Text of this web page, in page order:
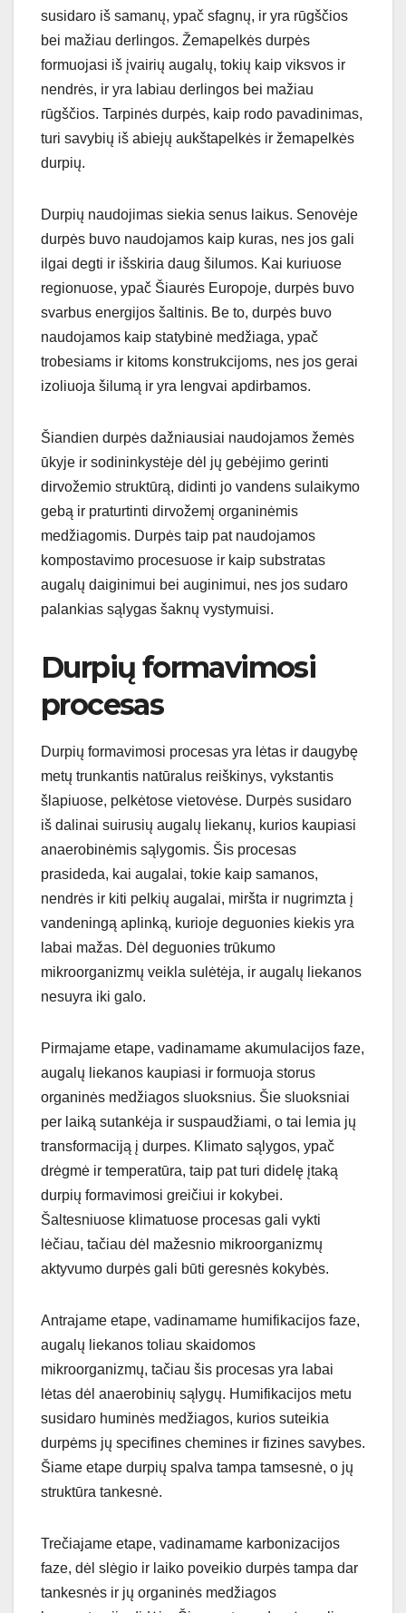
susidaro iš samanų, ypač sfagnų, ir yra rūgščios
bei mažiau derlingos. Žemapelkės durpės
formuojasi iš įvairių augalų, tokių kaip viksvos ir
nendrės, ir yra labiau derlingos bei mažiau
rūgščios. Tarpinės durpės, kaip rodo pavadinimas,
turi savybių iš abiejų aukštapelkės ir žemapelkės
durpių.
Durpių naudojimas siekia senus laikus. Senovėje
durpės buvo naudojamos kaip kuras, nes jos gali
ilgai degti ir išskiria daug šilumos. Kai kuriuose
regionuose, ypač Šiaurės Europoje, durpės buvo
svarbus energijos šaltinis. Be to, durpės buvo
naudojamos kaip statybinė medžiaga, ypač
trobesiams ir kitoms konstrukcijoms, nes jos gerai
izoliuoja šilumą ir yra lengvai apdirbamos.
Šiandien durpės dažniausiai naudojamos žemės
ūkyje ir sodininkystėje dėl jų gebėjimo gerinti
dirvožemio struktūrą, didinti jo vandens sulaikymo
gebą ir praturtinti dirvožemį organinėmis
medžiagomis. Durpės taip pat naudojamos
kompostavimo procesuose ir kaip substratas
augalų daiginimui bei auginimui, nes jos sudaro
palankias sąlygas šaknų vystymuisi.
Durpių formavimosi
procesas
Durpių formavimosi procesas yra lėtas ir daugybę
metų trunkantis natūralus reiškinys, vykstantis
šlapiuose, pelkėtose vietovėse. Durpės susidaro
iš dalinai suirusių augalų liekanų, kurios kaupiasi
anaerobinėmis sąlygomis. Šis procesas
prasideda, kai augalai, tokie kaip samanos,
nendrės ir kiti pelkių augalai, miršta ir nugrimzta į
vandeningą aplinką, kurioje deguonies kiekis yra
labai mažas. Dėl deguonies trūkumo
mikroorganizmų veikla sulėtėja, ir augalų liekanos
nesuyra iki galo.
Pirmajame etape, vadinamame akumulacijos faze,
augalų liekanos kaupiasi ir formuoja storus
organinės medžiagos sluoksnius. Šie sluoksniai
per laiką sutankėja ir suspaudžiami, o tai lemia jų
transformaciją į durpes. Klimato sąlygos, ypač
drėgmė ir temperatūra, taip pat turi didelę įtaką
durpių formavimosi greičiui ir kokybei.
Šaltesniuose klimatuose procesas gali vykti
lėčiau, tačiau dėl mažesnio mikroorganizmų
aktyvumo durpės gali būti geresnės kokybės.
Antrajame etape, vadinamame humifikacijos faze,
augalų liekanos toliau skaidomos
mikroorganizmų, tačiau šis procesas yra labai
lėtas dėl anaerobinių sąlygų. Humifikacijos metu
susidaro huminės medžiagos, kurios suteikia
durpėms jų specifines chemines ir fizines savybes.
Šiame etape durpių spalva tampa tamsesnė, o jų
struktūra tankesnė.
Trečiajame etape, vadinamame karbonizacijos
faze, dėl slėgio ir laiko poveikio durpės tampa dar
tankesnės ir jų organinės medžiagos